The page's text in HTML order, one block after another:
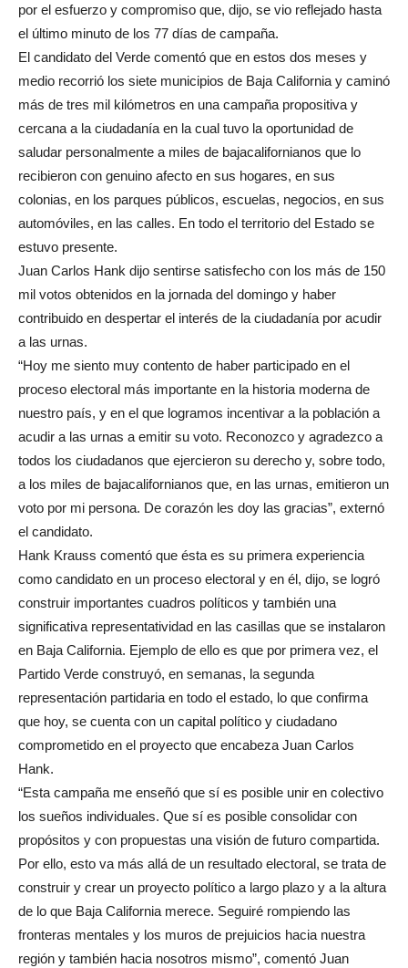
por el esfuerzo y compromiso que, dijo, se vio reflejado hasta
el último minuto de los 77 días de campaña.
El candidato del Verde comentó que en estos dos meses y
medio recorrió los siete municipios de Baja California y caminó
más de tres mil kilómetros en una campaña propositiva y
cercana a la ciudadanía en la cual tuvo la oportunidad de
saludar personalmente a miles de bajacalifornianos que lo
recibieron con genuino afecto en sus hogares, en sus
colonias, en los parques públicos, escuelas, negocios, en sus
automóviles, en las calles. En todo el territorio del Estado se
estuvo presente.
Juan Carlos Hank dijo sentirse satisfecho con los más de 150
mil votos obtenidos en la jornada del domingo y haber
contribuido en despertar el interés de la ciudadanía por acudir
a las urnas.
“Hoy me siento muy contento de haber participado en el
proceso electoral más importante en la historia moderna de
nuestro país, y en el que logramos incentivar a la población a
acudir a las urnas a emitir su voto. Reconozco y agradezco a
todos los ciudadanos que ejercieron su derecho y, sobre todo,
a los miles de bajacalifornianos que, en las urnas, emitieron un
voto por mi persona. De corazón les doy las gracias”, externó
el candidato.
Hank Krauss comentó que ésta es su primera experiencia
como candidato en un proceso electoral y en él, dijo, se logró
construir importantes cuadros políticos y también una
significativa representatividad en las casillas que se instalaron
en Baja California. Ejemplo de ello es que por primera vez, el
Partido Verde construyó, en semanas, la segunda
representación partidaria en todo el estado, lo que confirma
que hoy, se cuenta con un capital político y ciudadano
comprometido en el proyecto que encabeza Juan Carlos
Hank.
“Esta campaña me enseñó que sí es posible unir en colectivo
los sueños individuales. Que sí es posible consolidar con
propósitos y con propuestas una visión de futuro compartida.
Por ello, esto va más allá de un resultado electoral, se trata de
construir y crear un proyecto político a largo plazo y a la altura
de lo que Baja California merece. Seguiré rompiendo las
fronteras mentales y los muros de prejuicios hacia nuestra
región y también hacia nosotros mismo”, comentó Juan